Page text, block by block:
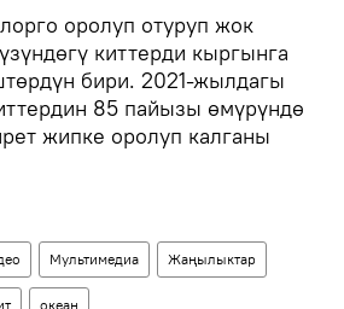
оролуп отуруп жок
киттерди кыргынга
бири. 2021-жылдагы
85 пайызы өмүрүндө
жипке оролуп калганы
Мультимедиа Жаңылыктар
океан